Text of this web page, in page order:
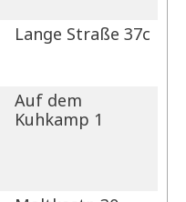
Lange Straße 37c
Auf dem
Kuhkamp 1